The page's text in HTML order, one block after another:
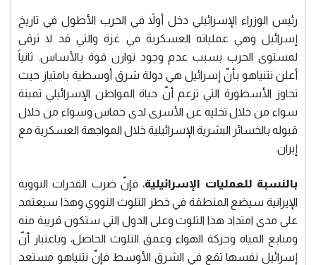
رئيس الوزراء الإسرائيلي دخل أولاً في الحرب الأطول في تاريخ
إسرائيل وهي عملياته العسكرية في غزة والتي قد لا ترقى
لمستوى الحرب بسبب عدم وجود توازن قوة بالأساس. ثانياً
أعلن نتنياهو بأنّ إسرائيل هي دولة شرق أوسطية بامتياز حيث
تجاوز الأسطورة التي تزعم أنّ حياة المواطن الإسرائيلي ثمينة
سواء من خلال تخليه عن الأسرى لدى حماس وسواء من خلال
قبوله بالخسائر البشرية الإسرائيلية خلال المواجهة العسكرية مع
إيران.
بالنسبة للعمليات الإسرائيلية، فإنّ ضرب القدرات النووية
الإيرانية سيضع المنطقة في خطر التلوث النووي وهذا سيعتمد
على مدى امتداد هذا التلوث وعلى الدول التي ستكون قريبة منه
ومنابع المياه وحركة الهواء وعمق التلوث الحاصل، وباعتبار أنّ
إسرائيل نفسها تقع في الشرق الأوسط فإنّ نتنياهو مستعد